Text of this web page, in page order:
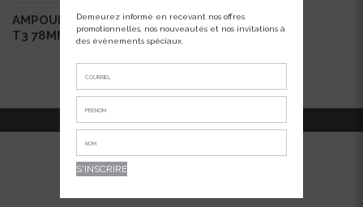
AMPOULE HALO 150W
T3 78MM
Demeurez informé en recevant nos offres
promotionnelles, nos nouveautés et nos invitations à
des événements spéciaux.
APPELEZ-NOUS AU514-381-7456